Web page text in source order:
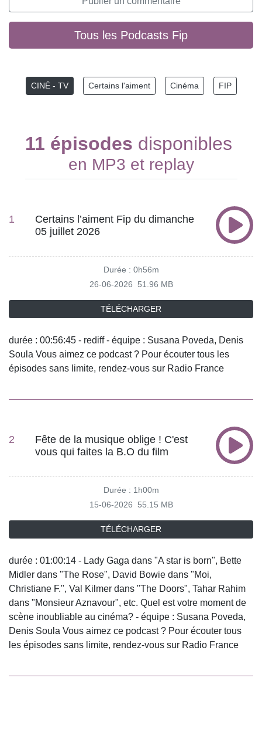
Tous les Podcasts Fip
CINÉ - TV Certains l'aiment Cinéma FIP
11 épisodes disponibles
en MP3 et replay
1
Certains l’aiment Fip du dimanche
05 juillet 2026
Durée : 0h56m
26-06-2026
51.96 MB
TÉLÉCHARGER
durée : 00:56:45 - rediff - équipe : Susana Poveda, Denis
Soula Vous aimez ce podcast ? Pour écouter tous les
épisodes sans limite, rendez-vous sur Radio France
2
Fête de la musique oblige ! C'est
vous qui faites la B.O du film
Durée : 1h00m
15-06-2026
55.15 MB
TÉLÉCHARGER
durée : 01:00:14 - Lady Gaga dans "A star is born", Bette
Midler dans "The Rose", David Bowie dans "Moi,
Christiane F.", Val Kilmer dans "The Doors", Tahar Rahim
dans "Monsieur Aznavour", etc. Quel est votre moment de
scène inoubliable au cinéma? - équipe : Susana Poveda,
Denis Soula Vous aimez ce podcast ? Pour écouter tous
les épisodes sans limite, rendez-vous sur Radio France